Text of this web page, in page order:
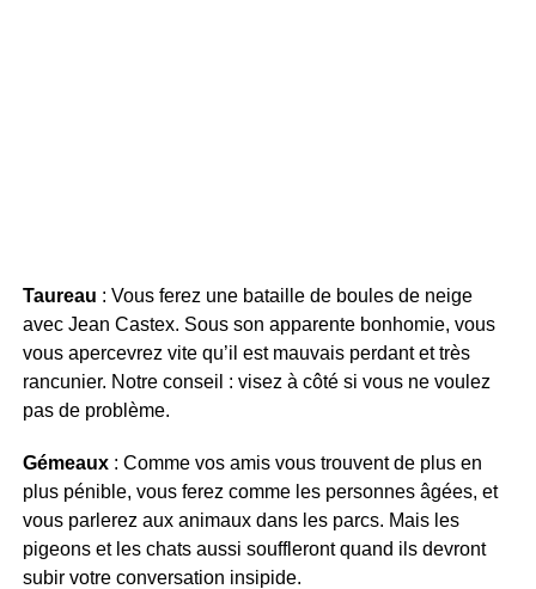
Taureau : Vous ferez une bataille de boules de neige
avec Jean Castex. Sous son apparente bonhomie, vous
vous apercevrez vite qu’il est mauvais perdant et très
rancunier. Notre conseil : visez à côté si vous ne voulez
pas de problème.
Gémeaux : Comme vos amis vous trouvent de plus en
plus pénible, vous ferez comme les personnes âgées, et
vous parlerez aux animaux dans les parcs. Mais les
pigeons et les chats aussi souffleront quand ils devront
subir votre conversation insipide.